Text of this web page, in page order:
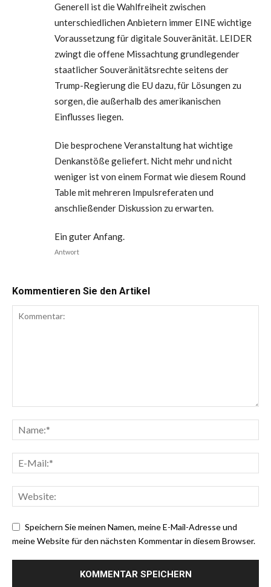
Generell ist die Wahlfreiheit zwischen
unterschiedlichen Anbietern immer EINE wichtige
Voraussetzung für digitale Souveränität. LEIDER
zwingt die offene Missachtung grundlegender
staatlicher Souveränitätsrechte seitens der
Trump-Regierung die EU dazu, für Lösungen zu
sorgen, die außerhalb des amerikanischen
Einflusses liegen.
Die besprochene Veranstaltung hat wichtige
Denkanstöße geliefert. Nicht mehr und nicht
weniger ist von einem Format wie diesem Round
Table mit mehreren Impulsreferaten und
anschließender Diskussion zu erwarten.
Ein guter Anfang.
Antwort
Kommentieren Sie den Artikel
Speichern Sie meinen Namen, meine E-Mail-Adresse und
meine Website für den nächsten Kommentar in diesem Browser.